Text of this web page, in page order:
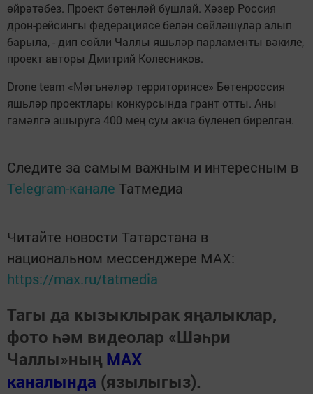
өйрәтәбез. Проект бөтенләй бушлай. Хәзер Россия
дрон-рейсингы федерациясе белән сөйләшүләр алып
барыла, - дип сөйли Чаллы яшьләр парламенты вәкиле,
проект авторы Дмитрий Колесников.
Drone team «Мәгънәләр территориясе» Бөтенроссия
яшьләр проектлары конкурсында грант отты. Аны
гамәлгә ашыруга 400 мең сум акча бүленеп бирелгән.
Следите за самым важным и интересным в
Telegram-канале Татмедиа
Читайте новости Татарстана в
национальном мессенджере MАХ:
https://max.ru/tatmedia
Тагы да кызыклырак яңалыклар,
фото һәм видеолар «Шәһри
Чаллы»ның MAX
каналында (язылыгыз).